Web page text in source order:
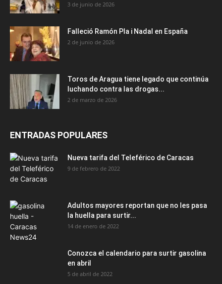
3 de junio de 2026
Falleció Ramón Pla i Nadal en España
2 de junio de 2026
Toros de Aragua tiene legado que continúa
luchando contra las drogas...
2 de marzo de 2026
ENTRADAS POPULARES
Nueva tarifa del Teleférico de Caracas
9 de febrero de 2022
Adultos mayores reportan que no les pasa
la huella para surtir...
14 de enero de 2022
Conozca el calendario para surtir gasolina
en abril
5 de abril de 2022